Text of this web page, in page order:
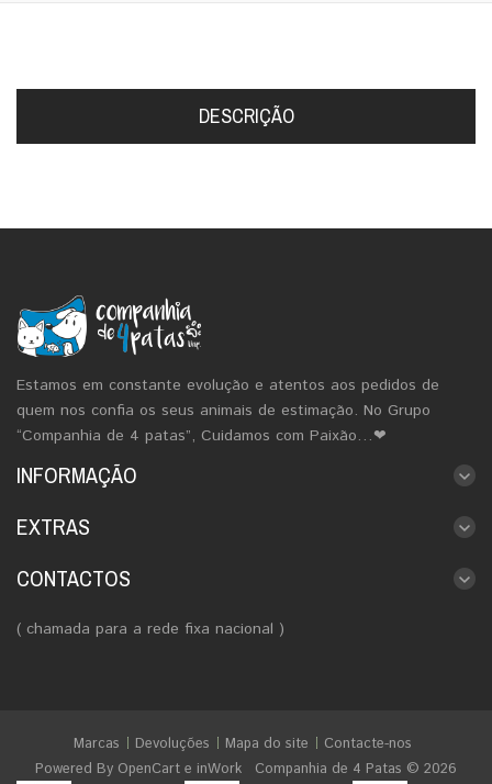
DESCRIÇÃO
Estamos em constante evolução e atentos aos pedidos de
quem nos confia os seus animais de estimação. No Grupo
“Companhia de 4 patas”, Cuidamos com Paixão…❤
INFORMAÇÃO
EXTRAS
CONTACTOS
( chamada para a rede fixa nacional )
Marcas Devoluções Mapa do site
Contacte-nos
Powered By OpenCart e inWork Companhia de 4 Patas © 2026